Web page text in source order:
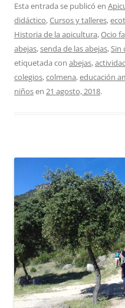
Esta entrada se publicó en
didáctico,Cursos y talleres,
Historia de la apicultura,Ocio
abejas,senda de las abejas,Sin
etiquetada con abejas,
colegios,colmena,educación
niñosen 21 agosto, 2018.